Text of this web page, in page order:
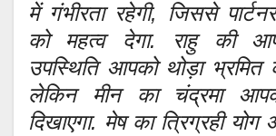
में गंभीरता रहेगी, जिससे
को महत्व देगा. राहु की
उपस्थिति आपको थोड़ा
लेकिन मीन का चंद्रमा
दिखाएगा. मेष का त्रिग्रही